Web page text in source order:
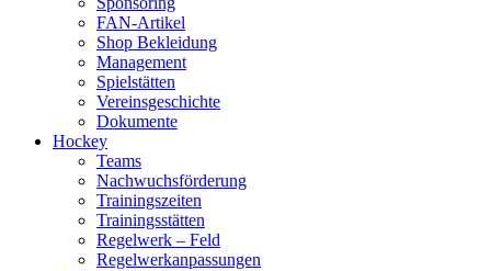
FAN-Artikel
Shop Bekleidung
Management
Spielstätten
Vereinsgeschichte
Dokumente
Hockey
Teams
Nachwuchsförderung
Trainingszeiten
Trainingsstätten
Regelwerk – Feld
Regelwerkanpassungen